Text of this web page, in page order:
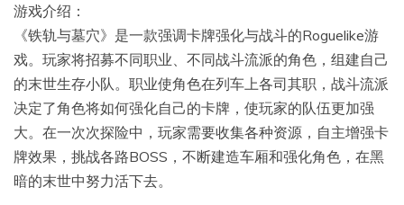
游戏介绍：
《铁轨与墓穴》是一款强调卡牌强化与战斗的Roguelike游
戏。玩家将招募不同职业、不同战斗流派的角色，组建自己
的末世生存小队。职业使角色在列车上各司其职，战斗流派
决定了角色将如何强化自己的卡牌，使玩家的队伍更加强
大。在一次次探险中，玩家需要收集各种资源，自主增强卡
牌效果，挑战各路BOSS，不断建造车厢和强化角色，在黑
暗的末世中努力活下去。